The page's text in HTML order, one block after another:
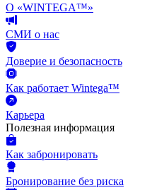
О «WINTEGA™»
СМИ о нас
Доверие и безопасность
Как работает Wintega™
Карьера
Полезная информация
Как забронировать
Бронирование без риска